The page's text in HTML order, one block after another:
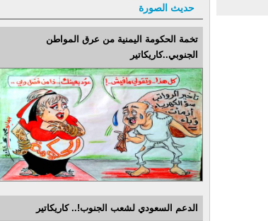
حديث الصورة
تخمة الحكومة اليمنية من عرق المواطن
الجنوبي..كاريكاتير
الدعم السعودي لشعب الجنوب!.. كاريكاتير